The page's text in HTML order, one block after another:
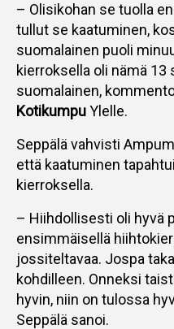
– Olisikohan se tuolla
tullut se kaatuminen,
suomalainen puoli
kierroksella oli nämä 13
suomalainen,
KotikumpuYlelle.
Seppälä vahvisti
että kaatuminen
kierroksella.
– Hiihdollisesti oli hyvä
ensimmäisellä
jossiteltavaa. Jospa
kohdilleen. Onneksi
hyvin, niin on tulossa
Seppälä sanoi.